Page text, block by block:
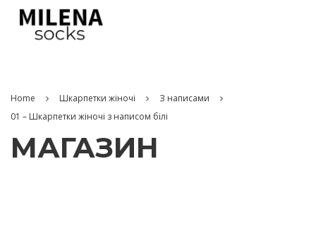
Home Шкарпетки жіночі
З написами
01 – Шкарпетки жіночі з написом білі
МАГАЗИН